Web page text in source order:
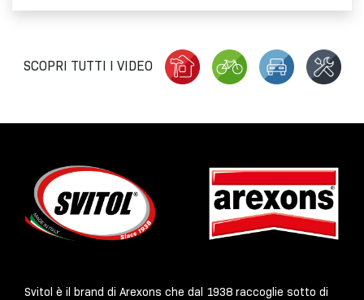
SCOPRI TUTTI I VIDEO
Svitol è il brand di Arexons che dal 1938 raccoglie sotto di